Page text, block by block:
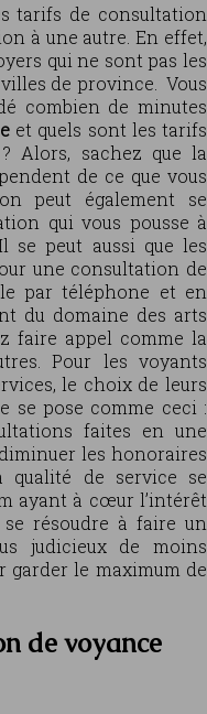
tarifs de consultation
à une autre. En effet,
qui ne sont pas les
de province. Vous
combien de minutes
et quels sont les tarifs
Alors, sachez que la
de ce que vous
peut également se
qui vous pousse à
se peut aussi que les
une consultation de
par téléphone et en
du domaine des arts
faire appel comme la
Pour les voyants
le choix de leurs
se pose comme ceci :
faites en une
les honoraires
qualité de service se
ayant à cœur l’intérêt
résoudre à faire un
judicieux de moins
le maximum de
de voyance